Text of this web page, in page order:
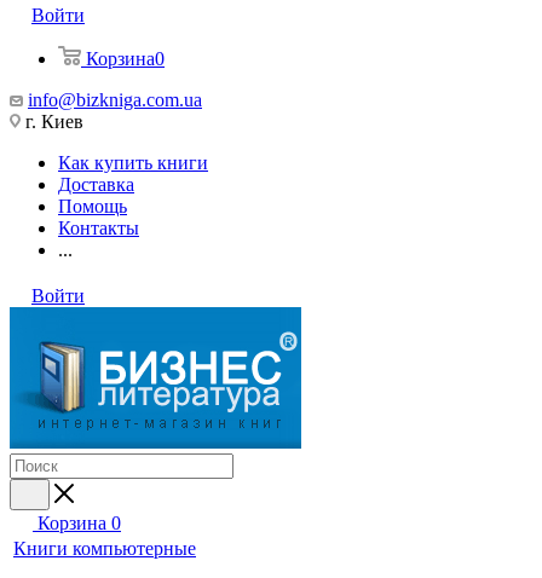
Войти
Корзина0
info@bizkniga.com.ua
г. Киев
Как купить книги
Доставка
Помощь
Контакты
...
Войти
Корзина 0
Книги компьютерные